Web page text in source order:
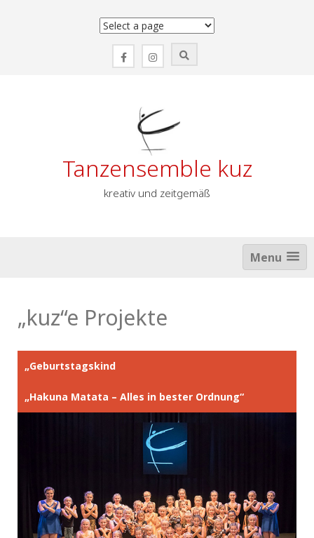
Tanzensemble kuz
kreativ und zeitgemäß
Menu
„kuz“e Projekte
„Geburtstagskind
„Hakuna Matata – Alles in bester Ordnung“